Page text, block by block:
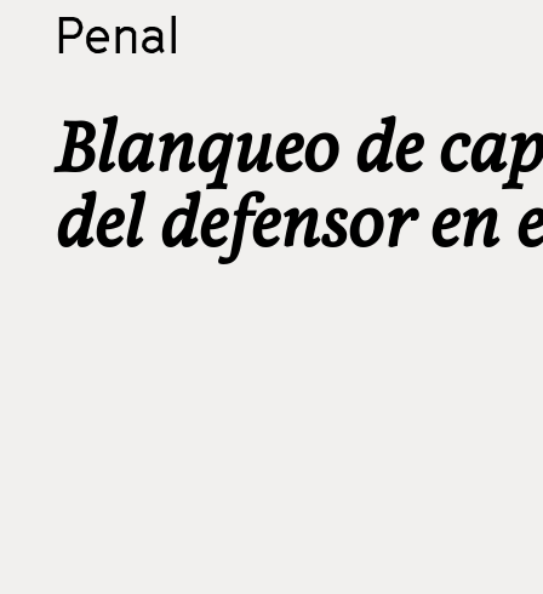
Penal
Blanqueo de
del defensor en